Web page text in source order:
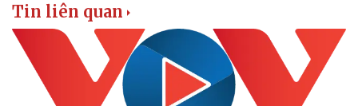
Tin liên quan